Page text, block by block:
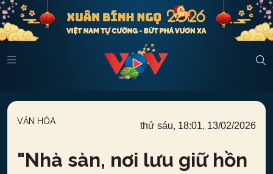
VĂN HÓA thứ sáu, 18:01, 13/02/2026
"Nhà sàn, nơi lưu giữ hồn